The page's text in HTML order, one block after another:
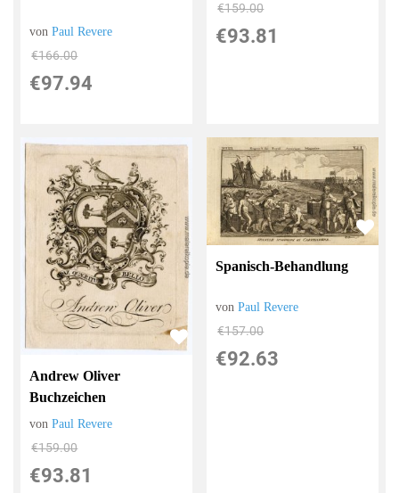
vonPaul Revere
€166.00
€97.94
€159.00
€93.81
Andrew Oliver
Buchzeichen
vonPaul Revere
€159.00
€93.81
Spanisch-Behandlung
vonPaul Revere
€157.00
€92.63